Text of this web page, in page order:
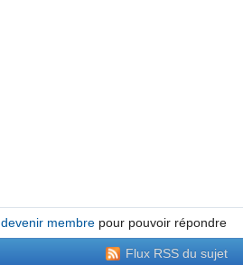
devenir membrepour pouvoir répondre
Flux RSS du sujet